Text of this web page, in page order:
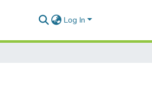
Log In